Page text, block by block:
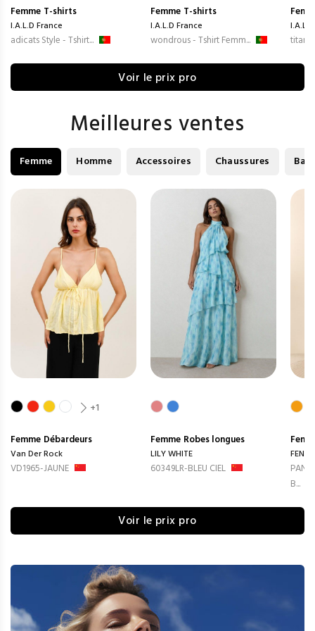
Femme T-shirts
I.A.L.D France
adicats Style - Tshirt...
Femme T-shirts
I.A.L.D France
wondrous - Tshirt Femm...
Voir le prix pro
Meilleures ventes
Femme Homme Accessoires Chaussures
+1
Femme Débardeurs
Van Der Rock
VD1965-JAUNE
Femme Robes longues
LILY WHITE
60349LR-BLEU CIEL
B...
Voir le prix pro